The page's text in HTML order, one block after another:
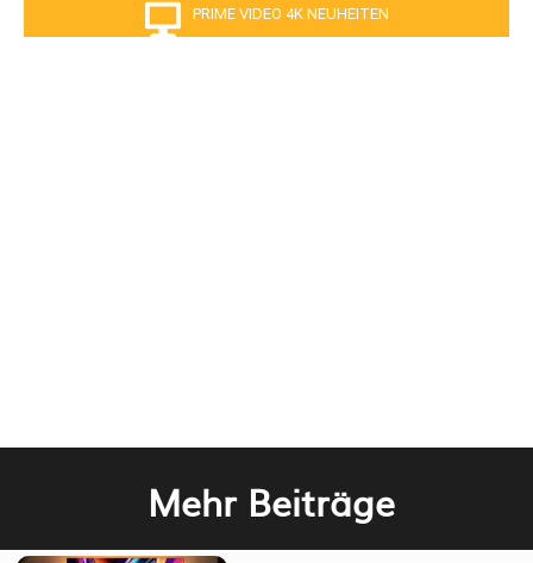
PRIME VIDEO 4K NEUHEITEN
Mehr Beiträge